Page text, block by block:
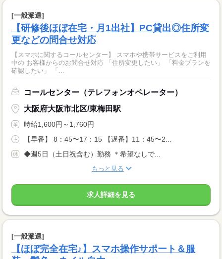
[一般派遣]
【研修後ほぼ在宅・月1出社】PC貸出◎住所変
更などの問合せ対応
【スマホに関するコールセンター】 スマホや携帯サービスをご利用
中の お客様からのお問合せ対応 「住所変更したい」 「料金プランを
確認したい」 「...
コールセンター（テレフォンオペレーター）
大阪府大阪市北区/東梅田駅
時給1,600円～1,760円
【早番】 8：45〜17：15 【遅番】11：45〜2...
◆週5日（土日祝含む）勤務 ＊希望なしで...
もっと見る
求人詳細を見る
[一般派遣]
【ほぼ完全在宅♪】スマホ操作サポート＆服